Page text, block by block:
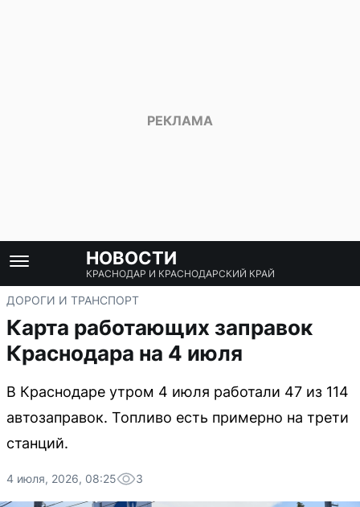
НОВОСТИ
КРАСНОДАР И КРАСНОДАРСКИЙ КРАЙ
ДОРОГИ И ТРАНСПОРТ
Карта работающих заправок
Краснодара на 4 июля
В Краснодаре утром 4 июля работали 47 из 114
автозаправок. Топливо есть примерно на трети
станций.
4 июля, 2026, 08:25 3